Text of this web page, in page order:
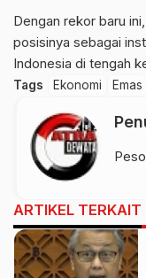
Dengan rekor baru
posisinya sebagai
Indonesia di tengah
Tags Ekonomi Emas
ARTIKEL TERKAIT